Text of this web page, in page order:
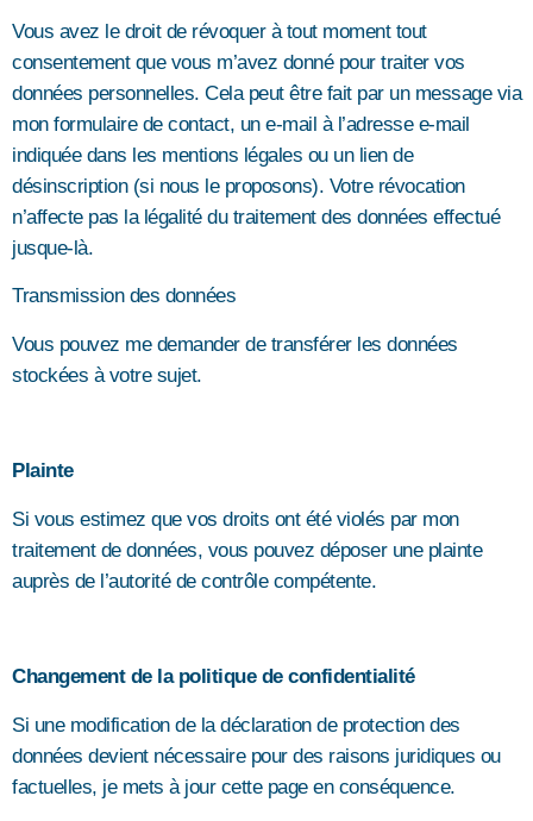
Vous avez le droit de révoquer à tout moment tout
consentement que vous m’avez donné pour traiter vos
données personnelles. Cela peut être fait par un message via
mon formulaire de contact, un e-mail à l’adresse e-mail
indiquée dans les mentions légales ou un lien de
désinscription (si nous le proposons). Votre révocation
n’affecte pas la légalité du traitement des données effectué
jusque-là.
Transmission des données
Vous pouvez me demander de transférer les données
stockées à votre sujet.
Plainte
Si vous estimez que vos droits ont été violés par mon
traitement de données, vous pouvez déposer une plainte
auprès de l’autorité de contrôle compétente.
Changement de la politique de confidentialité
Si une modification de la déclaration de protection des
données devient nécessaire pour des raisons juridiques ou
factuelles, je mets à jour cette page en conséquence.